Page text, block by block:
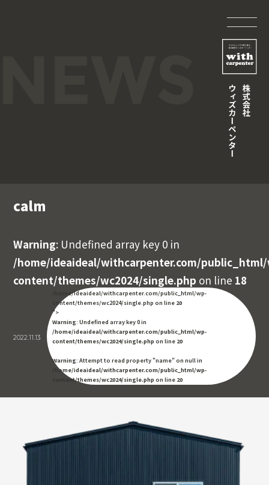
calm
Warning: Undefined array key 0 in
/home/ideaideal/withcarpenter.com/
content/themes/wc2024/single.php on line 18
2022.11.13
/home/ideaideal/withcarpenter.com/public_html/wp-
content/themes/wc2024/single.php on line 20
">
Warning: Undefined array key 0 in
/home/ideaideal/withcarpenter.com/public_html/wp-
content/themes/wc2024/single.php on line 20
Warning: Attempt to read property "name" on null in
/home/ideaideal/withcarpenter.com/public_html/wp-
content/themes/wc2024/single.php on line 20